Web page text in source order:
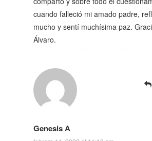
cuando falleció mi amado padre,
mucho y sentí muchísima paz.
Álvaro.
Genesis A